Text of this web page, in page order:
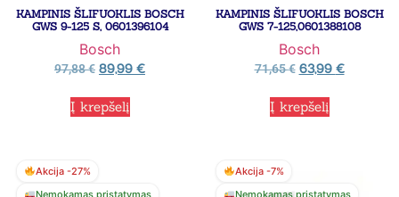
KAMPINIS ŠLIFUOKLIS BOSCH
GWS 9-125 S, 0601396104
Bosch
97,88€ 89,99 €
Į krepšelį
KAMPINIS ŠLIFUOKLIS BOSCH
GWS 7-125,0601388108
Bosch
71,65€ 63,99 €
Į krepšelį
Akcija -27%
Nemokamas pristatymas
Akcija -7%
Nemokamas pristatymas